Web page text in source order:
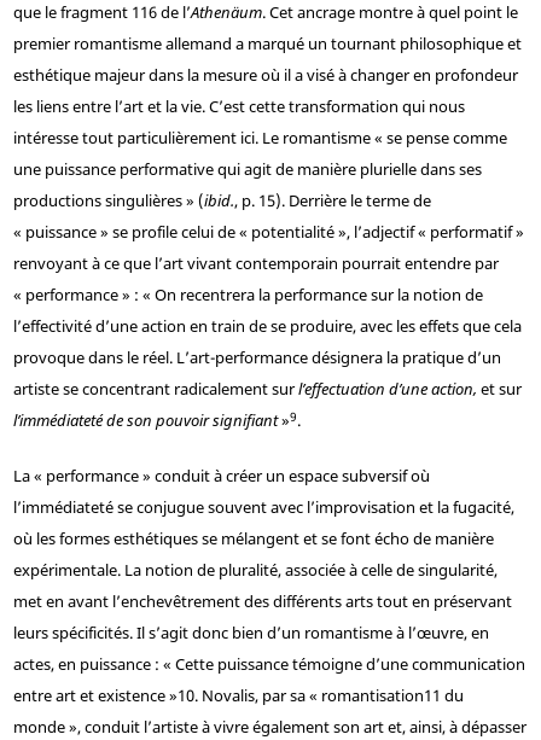
que le fragment 116 de l’Athenäum. Cet ancrage montre à quel point le
premier romantisme allemand a marqué un tournant philosophique et
esthétique majeur dans la mesure où il a visé à changer en profondeur
les liens entre l’art et la vie. C’est cette transformation qui nous
intéresse tout particulièrement ici. Le romantisme « se pense comme
une puissance performative qui agit de manière plurielle dans ses
productions singulières » (ibid., p. 15). Derrière le terme de
« puissance » se profile celui de « potentialité », l’adjectif « performatif »
renvoyant à ce que l’art vivant contemporain pourrait entendre par
« performance » : « On recentrera la performance sur la notion de
l’effectivité d’une action en train de se produire, avec les effets que cela
provoque dans le réel. L’art-performance désignera la pratique d’un
artiste se concentrant radicalement surl’effectuation d’une action, et sur
l’immédiateté de son pouvoir signifiant»9.
La « performance » conduit à créer un espace subversif où
l’immédiateté se conjugue souvent avec l’improvisation et la fugacité,
où les formes esthétiques se mélangent et se font écho de manière
expérimentale. La notion de pluralité, associée à celle de singularité,
met en avant l’enchevêtrement des différents arts tout en préservant
leurs spécificités. Il s’agit donc bien d’un romantisme à l’œuvre, en
actes, en puissance : « Cette puissance témoigne d’une communication
entre art et existence »10. Novalis, par sa « romantisation11 du
monde », conduit l’artiste à vivre également son art et, ainsi, à dépasser